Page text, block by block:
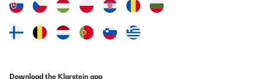
Amazon-Benutzer
Download the Klarstein app